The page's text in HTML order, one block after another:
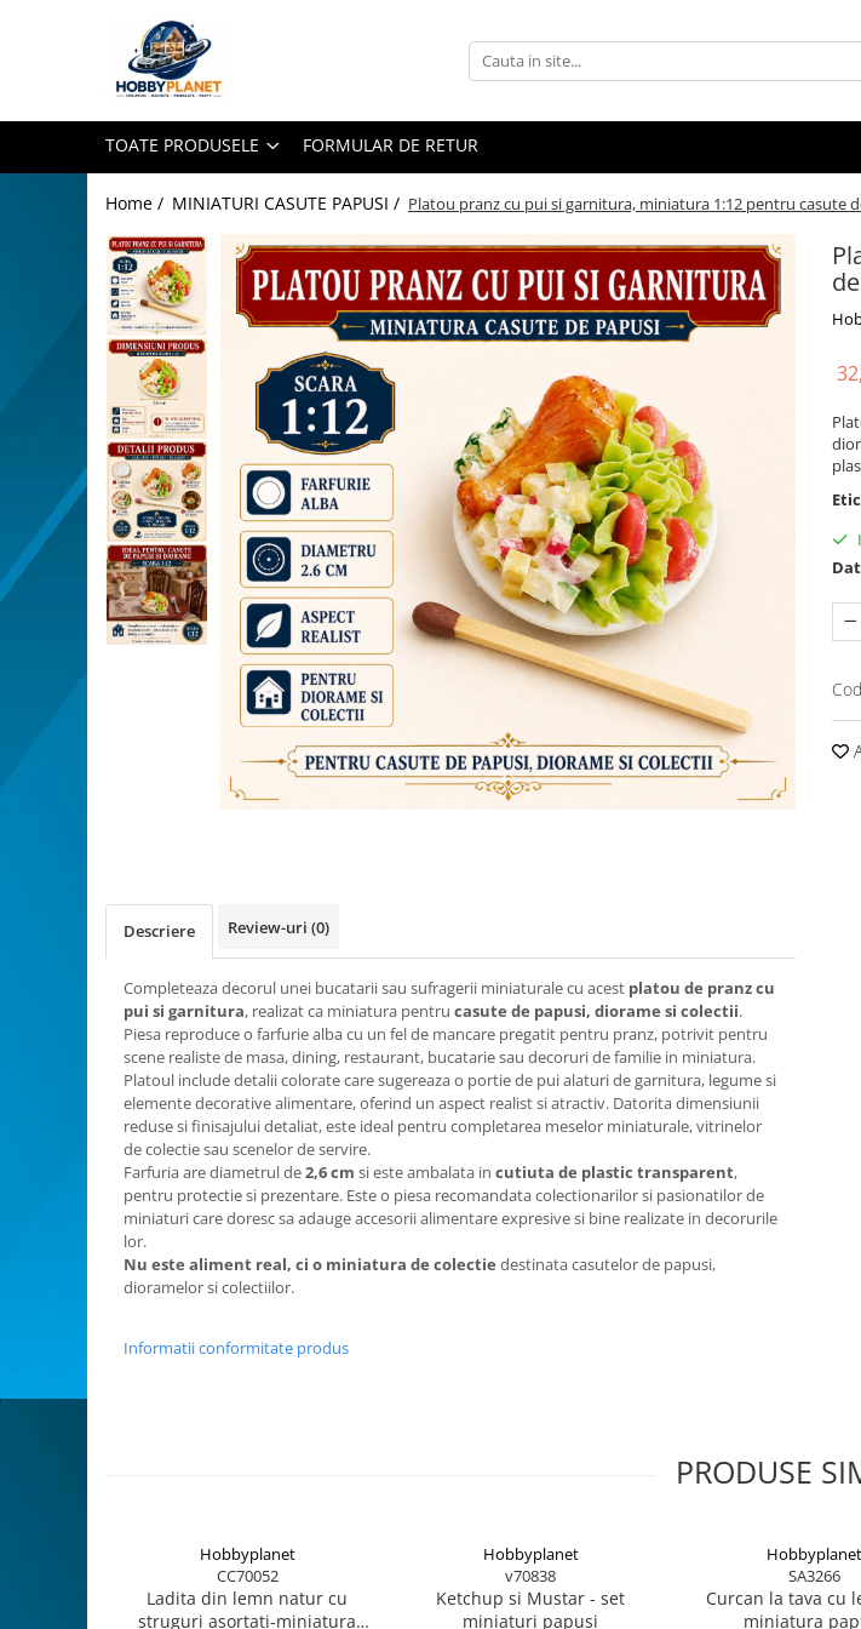
Toate Produsele
Accesorii miniaturale diverse
Baie si toaleta
Covoare miniaturale
Curatenie si Intretinere
Iluminat miniatural
Obiecte casnice miniaturale
Portelan deluxe cu aur 24K
Textile si lenjerii miniaturale
Vesela si servire miniaturi
Mobilier miniatural
Baie miniaturala
Bucatarie miniatura
Dormitor miniatural
Exterior miniatural
Living miniatural
Materiale miniaturale si DIY
Materiale constructie miniaturale
Decor interior miniatural
Plante si Flori miniaturale
Bauturi miniaturale
Mancare miniaturala
Figurine miniaturale
Animale miniaturale
Papusi miniaturale
Casute de papusi
SETURI SI PACHETE CADOU
MACHETE AUTO SCARA 1:43
Miniaturi Dacia, ARO si Modele
Machete Auto Civile la Scara 1:43 –
Machete SUV-uri 1:43 – Miniaturi
Off-Road si Vehicule 4x4
Machete Taxi 1:43
TOATE PRODUSELE FORMULAR DE RETUR
Home / MINIATURI CASUTE PAPUSI / Platou pranz cu pui si garnitura, miniatura 1:12 pentru casute
Descriere Review-uri (0)
Completeaza decorul unei bucatarii sau sufragerii miniaturale cu acest platou de pranz cu
pui si garnitura, realizat ca miniatura pentru casute de papusi, diorame si colectii.
Piesa reproduce o farfurie alba cu un fel de mancare pregatit pentru pranz, potrivit pentru
scene realiste de masa, dining, restaurant, bucatarie sau decoruri de familie in miniatura.
Platoul include detalii colorate care sugereaza o portie de pui alaturi de garnitura, legume si
elemente decorative alimentare, oferind un aspect realist si atractiv. Datorita dimensiunii
reduse si finisajului detaliat, este ideal pentru completarea meselor miniaturale, vitrinelor
de colectie sau scenelor de servire.
Farfuria are diametrul de2,6 cm si este ambalata in cutiuta de plastic transparent,
pentru protectie si prezentare. Este o piesa recomandata colectionarilor si pasionatilor de
miniaturi care doresc sa adauge accesorii alimentare expresive si bine realizate in decorurile
lor.
Nu este aliment real, ci o miniatura de colectie destinata casutelor de papusi,
dioramelor si colectiilor.
Informatii conformitate produs
PRODUSE
Hobbyplanet
CC70052
Ladita din lemn natur cu
struguri asortati-miniatura
Hobbyplanet
v70838
Ketchup si Mustar - set
miniaturi papusi
Hobbyplanet
SA3266
Curcan la tava cu
miniatura